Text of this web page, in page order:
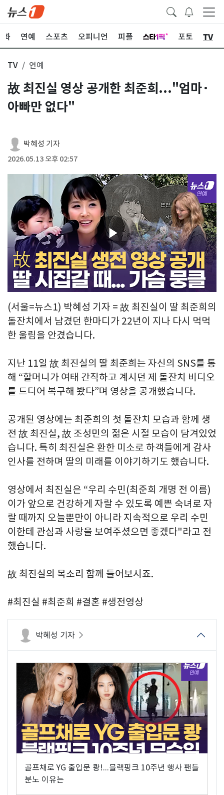
화 연예 스포츠 오피니언 피플 포토 TV
TV 연예
故 최진실 영상 공개한 최준희..."엄마·
아빠만 없다"
박혜성 기자
2026.05.13 오후 02:57
Play
Video
(서울=뉴스1) 박혜성 기자 = 故 최진실이 딸 최준희의
돌잔치에서 남겼던 한마디가 22년이 지나 다시 먹먹
한 울림을 안겼습니다.
지난 11일 故 최진실의 딸 최준희는 자신의 SNS를 통
해 “할머니가 여태 간직하고 계시던 제 돌잔치 비디오
를 드디어 복구해 봤다”며 영상을 공개했습니다.
공개된 영상에는 최준희의 첫 돌잔치 모습과 함께 생
전 故 최진실, 故 조성민의 젊은 시절 모습이 담겨있었
습니다. 특히 최진실은 환한 미소로 하객들에게 감사
인사를 전하며 딸의 미래를 이야기하기도 했습니다.
영상에서 최진실은 “우리 수민(최준희 개명 전 이름)
이가 앞으로 건강하게 자랄 수 있도록 예쁜 숙녀로 자
랄 때까지 오늘뿐만이 아니라 지속적으로 우리 수민
이한테 관심과 사랑을 보여주셨으면 좋겠다"라고 전
했습니다.
故 최진실의 목소리 함께 들어보시죠.
#최진실 #최준희 #결혼 #생전영상
박혜성 기자
골프채로 YG 출입문 쾅!...블랙핑크 10주년 행사 팬들
분노 이유는